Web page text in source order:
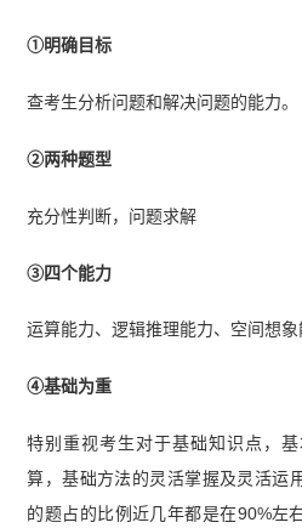
①明确目标
查考生分析问题和解决问题的能力。
②两种题型
充分性判断，问题求解
③四个能力
运算能力、逻辑推理能力、空间想
④基础为重
特别重视考生对于基础知识点，
算，基础方法的灵活掌握及灵活运
的题占的比例近几年都是在90%左